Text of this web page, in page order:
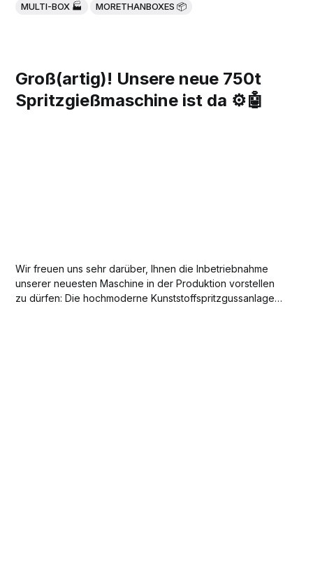
MULTI-BOX 🏭 MORETHANBOXES 📦
Groß(artig)! Unsere neue 750t
Spritzgießmaschine ist da ⚙️🤖
Wir freuen uns sehr darüber, Ihnen die Inbetriebnahme
unserer neuesten Maschine in der Produktion vorstellen
zu dürfen: Die hochmoderne Kunststoffspritzgussanlage